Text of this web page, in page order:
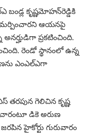
బండ్ల కృష్ణమోహన్‌రెడ్డికి
ఆయనపై
ప్రకటించింది.
రెండో స్థానంలో ఉన్న
ఎంఎల్‌ఎగా
తరపున గెలిచిన కృష్ణ
డికె అరుణ
హైకోర్టు గురువారం